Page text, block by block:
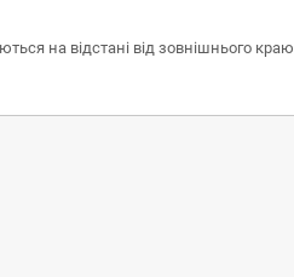
на відстані від зовнішнього краю